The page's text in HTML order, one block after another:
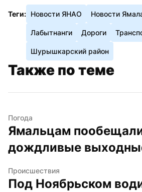
Теги: Новости ЯНАО Новости
Лабытнанги Дороги
Шурышкарский район
Также по теме
Погода
Ямальцам
дождливые
Происшествия
Под Ноябрьском